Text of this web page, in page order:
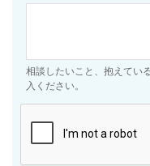
相談したいこと、抱えてい
入ください。